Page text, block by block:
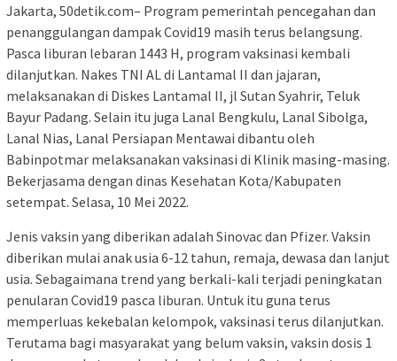
Jakarta, 50detik.com– Program pemerintah pencegahan dan
penanggulangan dampak Covid19 masih terus belangsung.
Pasca liburan lebaran 1443 H, program vaksinasi kembali
dilanjutkan. Nakes TNI AL di Lantamal II dan jajaran,
melaksanakan di Diskes Lantamal II, jl Sutan Syahrir, Teluk
Bayur Padang. Selain itu juga Lanal Bengkulu, Lanal Sibolga,
Lanal Nias, Lanal Persiapan Mentawai dibantu oleh
Babinpotmar melaksanakan vaksinasi di Klinik masing-masing.
Bekerjasama dengan dinas Kesehatan Kota/Kabupaten
setempat. Selasa, 10 Mei 2022.
Jenis vaksin yang diberikan adalah Sinovac dan Pfizer. Vaksin
diberikan mulai anak usia 6-12 tahun, remaja, dewasa dan lanjut
usia. Sebagaimana trend yang berkali-kali terjadi peningkatan
penularan Covid19 pasca liburan. Untuk itu guna terus
memperluas kekebalan kelompok, vaksinasi terus dilanjutkan.
Terutama bagi masyarakat yang belum vaksin, vaksin dosis 1